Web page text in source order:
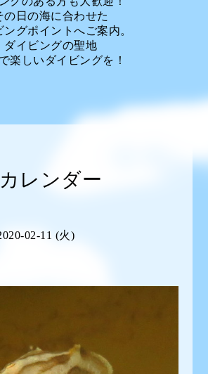
の日の海に合わせた
ングポイントへご案内。
ダイビングの聖地
楽しいダイビングを！
カレンダー
02-11 (火)